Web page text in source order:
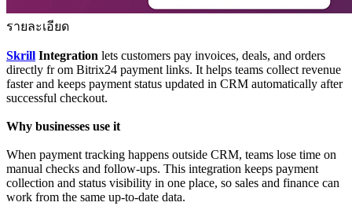
รายละเอียด
Skrill Integration lets customers pay invoices, deals, and orders
directly fr om Bitrix24 payment links. It helps teams collect revenue
faster and keeps payment status updated in CRM automatically after
successful checkout.
Why businesses use it
When payment tracking happens outside CRM, teams lose time on
manual checks and follow-ups. This integration keeps payment
collection and status visibility in one place, so sales and finance can
work from the same up-to-date data.